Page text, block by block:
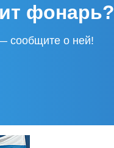
фонарь?
сообщите о ней!